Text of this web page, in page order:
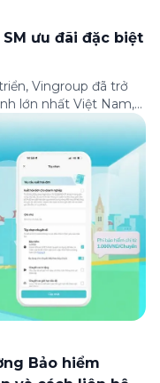
ưu đãi đặc biệt
Vingroup đã trở
lớn nhất Việt Nam,
Nam Á theo bảng
kỷ niệm 33 năm
SM trân […]
Bảo hiểm